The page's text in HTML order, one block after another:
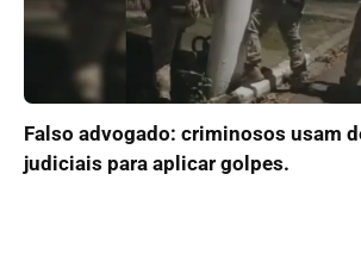
Falso advogado: criminosos usam
judiciais para aplicar golpes.